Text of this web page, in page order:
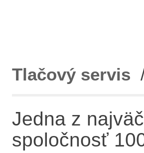
Tlačový servis
Jedna z
spoločnosť